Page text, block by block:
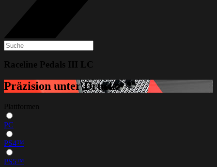
Raceline Pedals III LC
Präzision unter Druck.
Plattformen
PC
PS4™
PS5™